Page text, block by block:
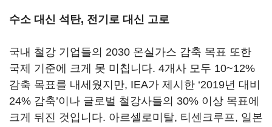
수소 대신 석탄, 전기로 대신 고로
국내 철강 기업들의 2030 온실가스 감축 목표 또한
국제 기준에 크게 못 미칩니다. 4개사 모두 10~12%
감축 목표를 내세웠지만, IEA가 제시한 ‘2019년 대비
24% 감축’이나 글로벌 철강사들의 30% 이상 목표에
크게 뒤진 것입니다. 아르셀로미탈, 티센크루프, 일본